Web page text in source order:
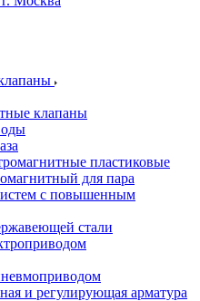
клапаны
пластиковые
для пара
с повышенным
стали
и регулирующая арматура